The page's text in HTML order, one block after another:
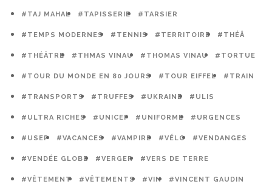
#TAJ MAHAL #TAPISSERIE #TARSIER
#TEMPS MODERNES #TENNIS #TERRITOIRE #THÉÂ
#THÉÂTRE #THMAS VINAU #THOMAS VINAU #TORTUE
#TOUR DU MONDE EN 80 JOURS #TOUR EIFFEL #TRAIN
#TRANSPORTS #TRUFFES #UKRAINE #ULIS
#ULTRA RICHES #UNICEF #UNIFORME #URGENCES
#USEP #VACANCES #VAMPIRE #VÉLO #VENDANGES
#VENDÉE GLOBE #VERGER #VERS DE TERRE
#VÊTEMENT #VÊTEMENTS #VIN #VINCENT GAUDIN